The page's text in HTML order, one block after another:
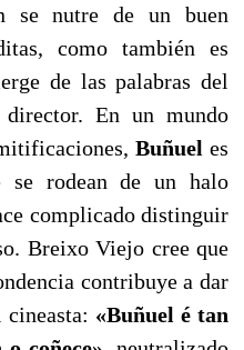
se nutre de un buen
como también es
de las palabras del
En un mundo
Buñuel es
se rodean de un halo
complicado distinguir
Breixo Viejo cree que
contribuye a dar
«Buñuel é tan